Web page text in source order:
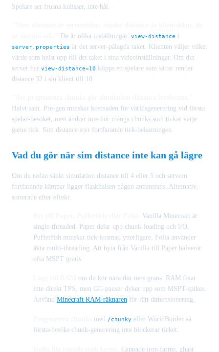
Spelare ser frusna kulisser, inte hål.
De är olika inställningar. view-distance i
server.properties är det server-pålagda taket. Klienten väljer vilket
värde som helst upp till det taket i sina videoinställningar. Om din
server har view-distance=10 klipps en spelare som sätter render
distance 32 i sin klient till 10.
Halvt sant. Pre-gen minskar kostnaden för världsgenerering vid första
spelar-besöket, men ändrar inte hur många chunks som tickar varje
game tick. Sim distance styr fortfarande tick-belastningen.
Vad du gör när sim distance inte kan gå lägre
Om du redan sänkt simulation distance till 4 eller 5 och servern
fortfarande kämpar ligger flaskhalsen någon annanstans. Alternativ,
sorterade efter effekt:
Vanilla Minecraft är
single-threaded. Paper delar upp chunk-loading och I/O,
Pufferfish minskar tick-kostnad ytterligare, Folia använder
äkta multi-threading. Att byta från Vanilla till Paper halverar
ofta MSPT gratis.
om du kör nära din tiers gräns. RAM fixar
inte direkt TPS, men GC-pauser dyker upp som MSPT-spikes.
Använd Minecraft RAM-räknaren för rätt dimensionering.
med /chunky eller WorldBorder så
första-besöks chunk-generering inte blockerar ticket.
Cappade iron farms, ghast